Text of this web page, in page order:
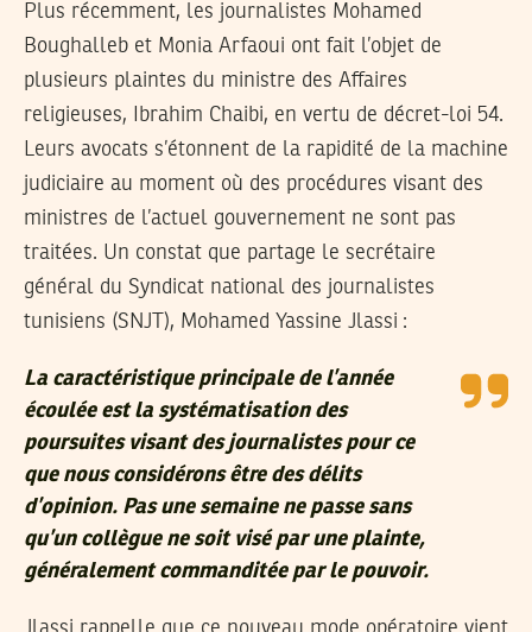
Plus récemment, les journalistes Mohamed
Boughalleb et Monia Arfaoui ont fait l’objet de
plusieurs plaintes du ministre des Affaires
religieuses, Ibrahim Chaibi, en vertu de décret-loi 54.
Leurs avocats s’étonnent de la rapidité de la machine
judiciaire au moment où des procédures visant des
ministres de l’actuel gouvernement ne sont pas
traitées. Un constat que partage le secrétaire
général du Syndicat national des journalistes
tunisiens (SNJT), Mohamed Yassine Jlassi :
La caractéristique principale de l’année
écoulée est la systématisation des
poursuites visant des journalistes pour ce
que nous considérons être des délits
d’opinion. Pas une semaine ne passe sans
qu’un collègue ne soit visé par une plainte,
généralement commanditée par le pouvoir.